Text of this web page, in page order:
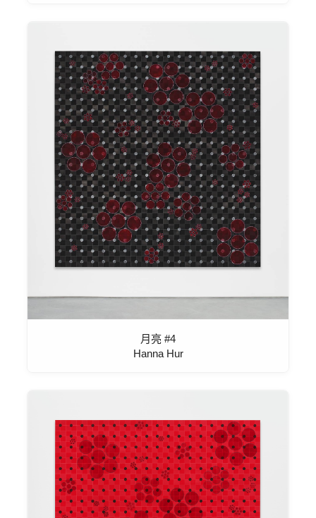
月亮 #4
Hanna Hur